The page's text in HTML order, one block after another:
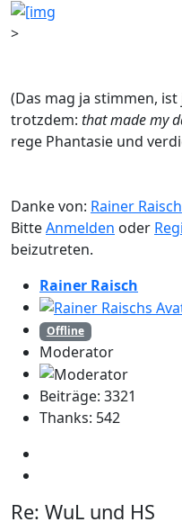
>
(Das mag ja stimmen,
trotzdem: that made my
rege Phantasie und
Danke von: Rainer Raisch
BitteAnmelden oder
beizutreten.
Rainer Raisch
Offline
Moderator
Beiträge: 3321
Thanks: 542
Re: WuL und HS